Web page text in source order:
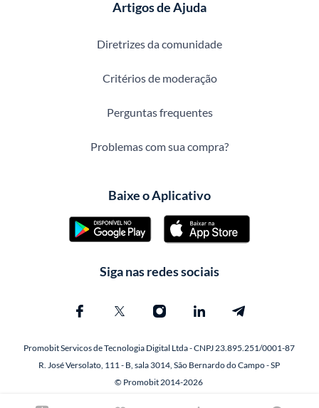
Artigos de Ajuda
Diretrizes da comunidade
Critérios de moderação
Perguntas frequentes
Problemas com sua compra?
Baixe o Aplicativo
Siga nas redes sociais
Promobit Servicos de Tecnologia Digital Ltda - CNPJ 23.895.251/0001-87
R. José Versolato, 111 - B, sala 3014, São Bernardo do Campo - SP
© Promobit 2014-2026